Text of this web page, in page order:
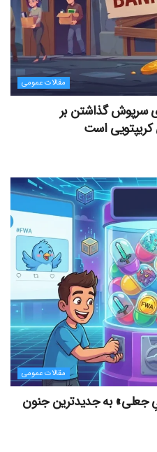
مقالات عمومی
سرپوش گذاشتن بر
است
مقالات عمومی
جعلی» به جدیدترین جنون